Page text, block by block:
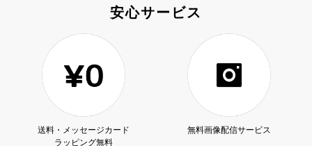
安心サービス
送料・メッセージカード
ラッピング無料
無料画像配信サービス